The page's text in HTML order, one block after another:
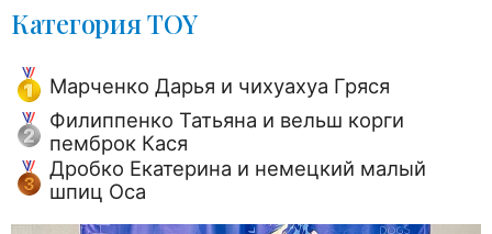
Категория TOY
Марченко Дарья и чихуахуа Гряся
Филиппенко Татьяна и вельш корги
пемброк Кася
Дробко Екатерина и немецкий малый
шпиц Оса